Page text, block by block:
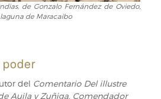
de Gonzalo Fernández de Oviedo,
de Maracaibo
del Comentario Del illustre
Auila y Zuñiga, Comendador